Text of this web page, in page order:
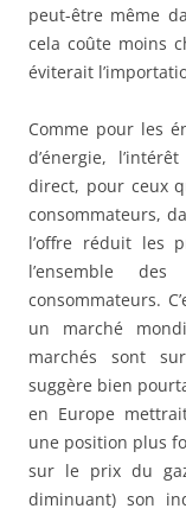
peut-être même
cela coûte moins
éviterait
Comme pour les
d’énergie,
direct, pour ceux
consommateurs,
l’offre réduit les
l’ensemble
consommateurs.
un marché
marchés sont
suggère bien
en Europe
une position plus
sur le prix du
diminuant) son